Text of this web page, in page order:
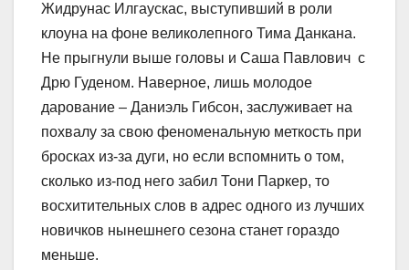
Жидрунас Илгаускас, выступивший в роли
клоуна на фоне великолепного Тима Данкана.
Не прыгнули выше головы и Саша Павлович с
Дрю Гуденом. Наверное, лишь молодое
дарование – Даниэль Гибсон, заслуживает на
похвалу за свою феноменальную меткость при
бросках из-за дуги, но если вспомнить о том,
сколько из-под него забил Тони Паркер, то
восхитительных слов в адрес одного из лучших
новичков нынешнего сезона станет гораздо
меньше.